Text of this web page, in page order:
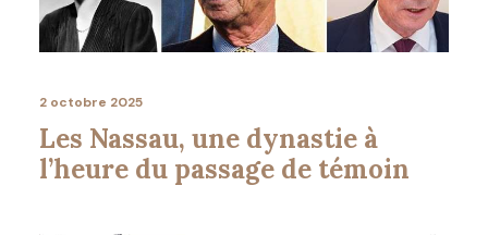
2 octobre 2025
Les Nassau, une dynastie à
l’heure du passage de témoin